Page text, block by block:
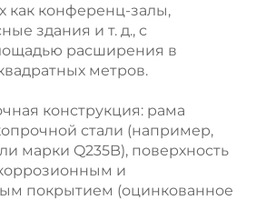
как конференц-залы,
здания и т. д., с
расширения в
метров.
конструкция: рама
стали (например,
марки Q235B), поверхность
и
покрытием (оцинкованное